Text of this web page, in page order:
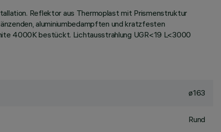
Reflektor aus Thermoplast mit Prismenstruktur
aluminiumbedampften und kratzfesten
4000K bestückt. Lichtausstrahlung UGR<19 L<3000
ø163
Rund